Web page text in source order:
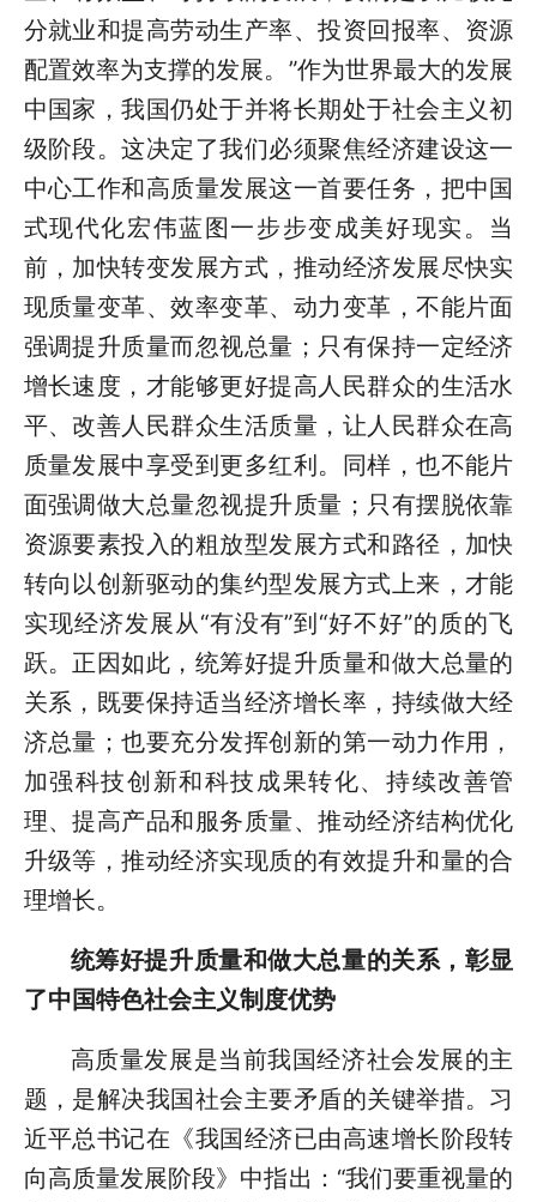
分就业和提高劳动生产率、投资回报率、资源
配置效率为支撑的发展。”作为世界最大的发展
中国家，我国仍处于并将长期处于社会主义初
级阶段。这决定了我们必须聚焦经济建设这一
中心工作和高质量发展这一首要任务，把中国
式现代化宏伟蓝图一步步变成美好现实。当
前，加快转变发展方式，推动经济发展尽快实
现质量变革、效率变革、动力变革，不能片面
强调提升质量而忽视总量；只有保持一定经济
增长速度，才能够更好提高人民群众的生活水
平、改善人民群众生活质量，让人民群众在高
质量发展中享受到更多红利。同样，也不能片
面强调做大总量忽视提升质量；只有摆脱依靠
资源要素投入的粗放型发展方式和路径，加快
转向以创新驱动的集约型发展方式上来，才能
实现经济发展从“有没有”到“好不好”的质的飞
跃。正因如此，统筹好提升质量和做大总量的
关系，既要保持适当经济增长率，持续做大经
济总量；也要充分发挥创新的第一动力作用，
加强科技创新和科技成果转化、持续改善管
理、提高产品和服务质量、推动经济结构优化
升级等，推动经济实现质的有效提升和量的合
理增长。
统筹好提升质量和做大总量的关系，彰显
了中国特色社会主义制度优势
高质量发展是当前我国经济社会发展的主
题，是解决我国社会主要矛盾的关键举措。习
近平总书记在《我国经济已由高速增长阶段转
向高质量发展阶段》中指出：“我们要重视量的